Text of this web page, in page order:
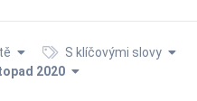
S klíčovými slovy
2020